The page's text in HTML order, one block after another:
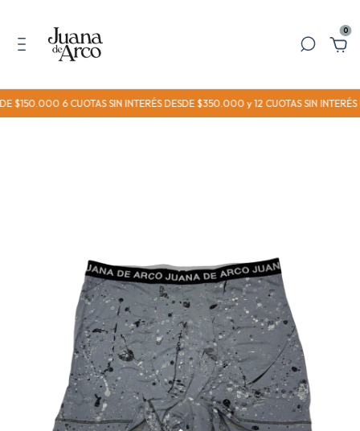
0
$150.000 6 CUOTAS SIN INTERÉS DESDE $350.000 y 12 CUOTAS SIN